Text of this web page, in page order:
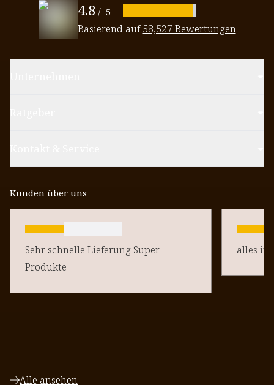
4.8 / 5
Basierend auf58,527 Bewertungen
Kunden über uns
Sehr schnelle Lieferung Super
Produkte
alles in
Alle ansehen